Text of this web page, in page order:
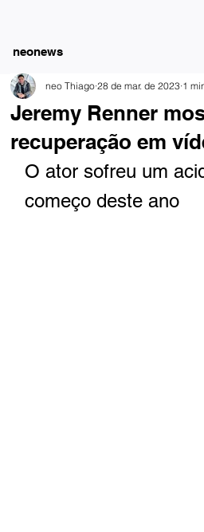
neonews
Jeremy Renner
recuperação em
neo Thiago 28 de mar. de 2023 1
O ator sofreu um
começo deste ano